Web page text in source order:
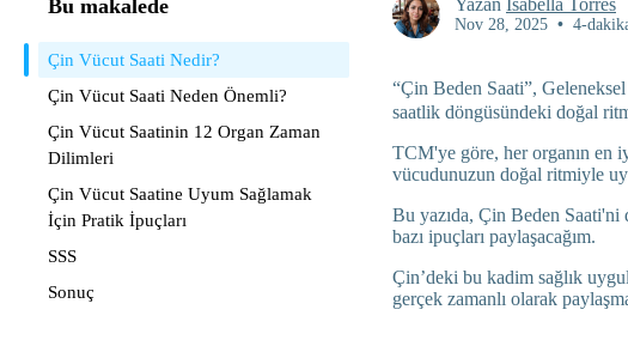
Bu makalede
Çin Vücut Saati Nedir?
Çin Vücut Saati Neden Önemli?
Çin Vücut Saatinin 12 Organ Zaman
Dilimleri
Çin Vücut Saatine Uyum Sağlamak
İçin Pratik İpuçları
SSS
Sonuç
Yazan Isabella Torres
Nov 28, 2025 • 4-
“Çin Beden Saati”,
saatlik döngüsündeki doğal
TCM'ye göre, her organın en
vücudunuzun doğal ritmiyle
Bu yazıda, Çin Beden Saati'ni
bazı ipuçları paylaşacağım.
Çin’deki bu kadim sağlık
gerçek zamanlı olarak